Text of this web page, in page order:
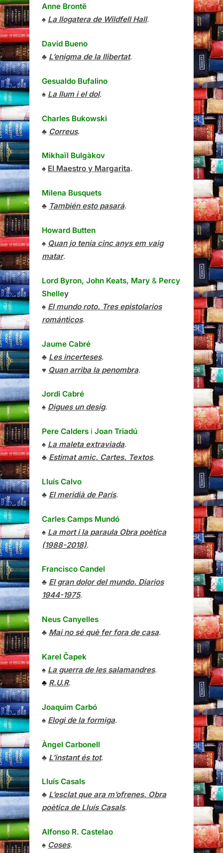
Anne Brontë
♠ La llogatera de Wildfell Hall.
David Bueno
♣ L’enigma de la llibertat.
Gesualdo Bufalino
♠ La llum i el dol.
Charles Bukowski
♣ Correus.
Mikhaïl Bulgàkov
♠ El Maestro y Margarita.
Milena Busquets
♣ También esto pasará.
Howard Butten
♠ Quan jo tenia cinc anys em vaig
matar.
Lord Byron, John Keats, Mary & Percy
Shelley
♠ El mundo roto. Tres epistolarios
románticos.
Jaume Cabré
♣ Les incerteses.
♥ Quan arriba la penombra.
Jordi Cabré
♠ Digues un desig.
Pere Calders i Joan Triadú
♠ La maleta extraviada.
♣ Estimat amic. Cartes. Textos.
Lluís Calvo
♣ El meridià de París.
Carles Camps Mundó
♠ La mort i la paraula Obra poètica
(1988-2018).
Francisco Candel
♣ El gran dolor del mundo. Diarios
1944-1975.
Neus Canyelles
♣ Mai no sé què fer fora de casa.
Karel Čapek
♠ La guerra de les salamandres.
♣ R.U.R.
Joaquim Carbó
♠ Elogi de la formiga.
Àngel Carbonell
♣ L’instant és tot.
Lluís Casals
♣ L’esclat que ara m’ofrenes. Obra
poètica de Lluís Casals.
Alfonso R. Castelao
♠ Coses.